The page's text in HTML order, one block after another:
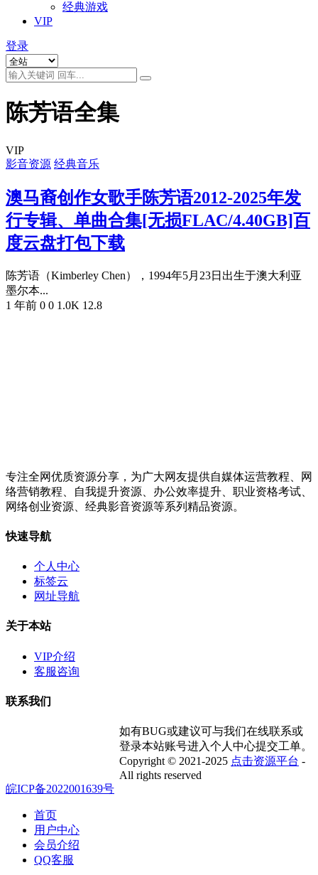
经典游戏
VIP
登录
陈芳语全集
VIP
影音资源 经典音乐
澳马裔创作女歌手陈芳语2012-2025年发
行专辑、单曲合集[无损FLAC/4.40GB]百
度云盘打包下载
陈芳语（Kimberley Chen），1994年5月23日出生于澳大利亚
墨尔本...
1 年前 0 0 1.0K 12.8
专注全网优质资源分享，为广大网友提供自媒体运营教程、网
络营销教程、自我提升资源、办公效率提升、职业资格考试、
网络创业资源、经典影音资源等系列精品资源。
快速导航
个人中心
标签云
网址导航
关于本站
VIP介绍
客服咨询
联系我们
如有BUG或建议可与我们在线联系或
登录本站账号进入个人中心提交工单。
Copyright © 2021-2025 点击资源平台 -
All rights reserved
皖ICP备2022001639号
首页
用户中心
会员介绍
QQ客服